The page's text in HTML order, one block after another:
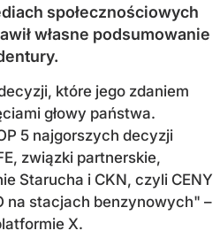
społecznościowych
własne podsumowanie
które jego zdaniem
głowy państwa.
5 najgorszych decyzji
związki partnerskie,
Starucha i CKN, czyli CENY
na stacjach benzynowych" –
X.